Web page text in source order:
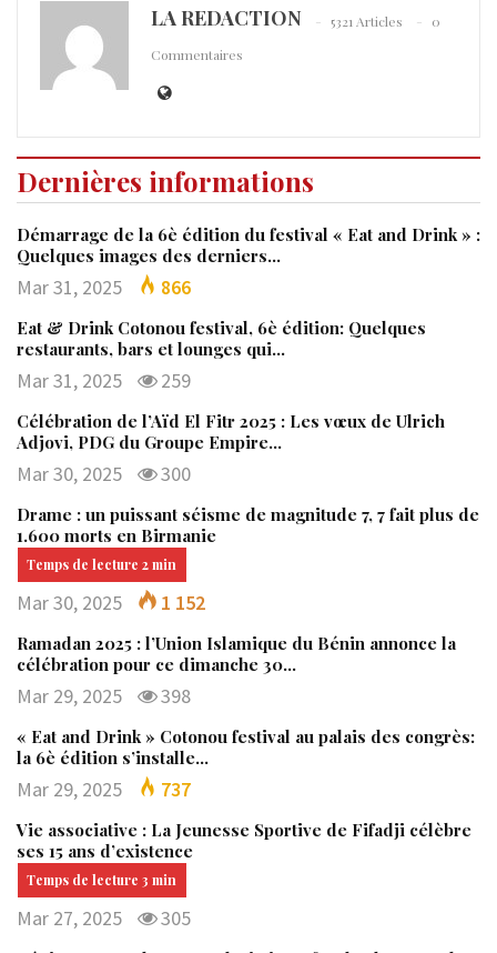
LA REDACTION 5321 Articles
0
Commentaires
Dernières informations
Démarrage de la 6è édition du festival « Eat and Drink » :
Quelques images des derniers…
Mar 31, 2025 866
Eat & Drink Cotonou festival, 6è édition: Quelques
restaurants, bars et lounges qui…
Mar 31, 2025 259
Célébration de l’Aïd El Fitr 2025 : Les vœux de Ulrich
Adjovi, PDG du Groupe Empire…
Mar 30, 2025 300
Drame : un puissant séisme de magnitude 7, 7 fait plus de
1.600 morts en Birmanie
Mar 30, 2025 1 152
Ramadan 2025 : l’Union Islamique du Bénin annonce la
célébration pour ce dimanche 30…
Mar 29, 2025 398
« Eat and Drink » Cotonou festival au palais des congrès:
la 6è édition s’installe…
Mar 29, 2025 737
Vie associative : La Jeunesse Sportive de Fifadji célèbre
ses 15 ans d’existence
Mar 27, 2025 305